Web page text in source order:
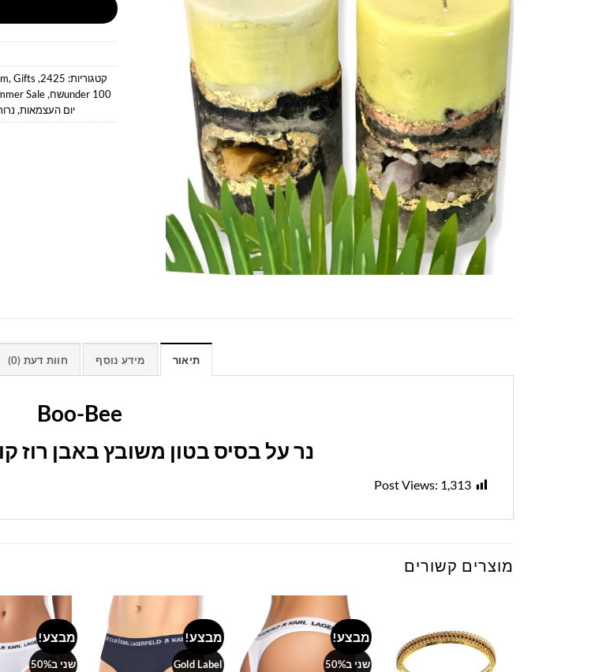
קטגוריות: 2425
,
,Gifts
under 100שח
,
Sale
יום העצמאות,
תיאור מידע נוסף חוות דעת (0)
Boo-Bee
נר על בסיס בטון משובץ באבן רוז
Post Views: 1,313
מוצרים קשורים
Add to
wishlist
מבצע!
שני ב50%
Add to
wishlist
מבצע!
Gold Label
Add to
wishlist
מבצע!
שני ב50%